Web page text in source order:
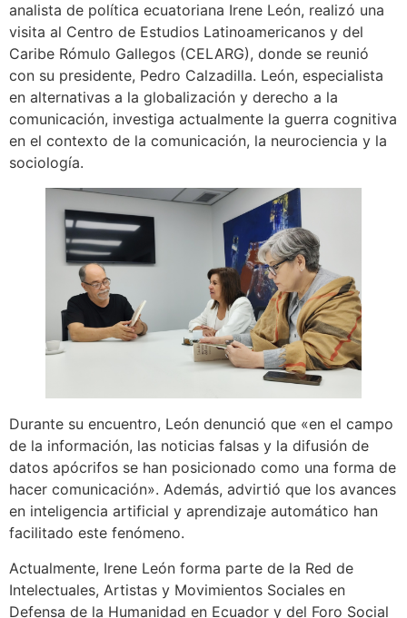
analista de política ecuatoriana Irene León, realizó una
visita al Centro de Estudios Latinoamericanos y del
Caribe Rómulo Gallegos (CELARG), donde se reunió
con su presidente, Pedro Calzadilla. León, especialista
en alternativas a la globalización y derecho a la
comunicación, investiga actualmente la guerra cognitiva
en el contexto de la comunicación, la neurociencia y la
sociología.
Durante su encuentro, León denunció que «en el campo
de la información, las noticias falsas y la difusión de
datos apócrifos se han posicionado como una forma de
hacer comunicación». Además, advirtió que los avances
en inteligencia artificial y aprendizaje automático han
facilitado este fenómeno.
Actualmente, Irene León forma parte de la Red de
Intelectuales, Artistas y Movimientos Sociales en
Defensa de la Humanidad en Ecuador y del Foro Social